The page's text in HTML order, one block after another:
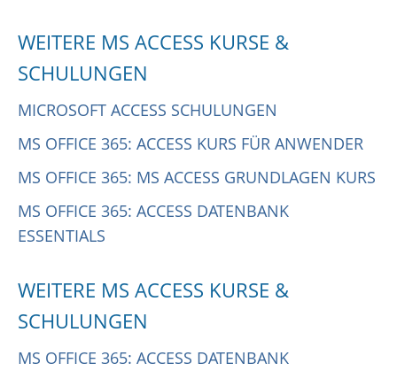
WEITERE MS ACCESS KURSE &
SCHULUNGEN
MICROSOFT ACCESS SCHULUNGEN
MS OFFICE 365: ACCESS KURS FÜR ANWENDER
MS OFFICE 365: MS ACCESS GRUNDLAGEN KURS
MS OFFICE 365: ACCESS DATENBANK
ESSENTIALS
WEITERE MS ACCESS KURSE &
SCHULUNGEN
MS OFFICE 365: ACCESS DATENBANK